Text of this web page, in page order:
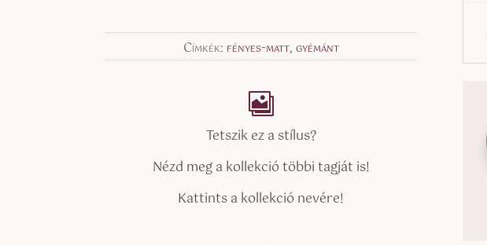
Címkék: fényes-matt,gyémánt
Tetszik ez a stílus?
Nézd meg a kollekció többi tagját is!
Kattints a kollekció nevére!